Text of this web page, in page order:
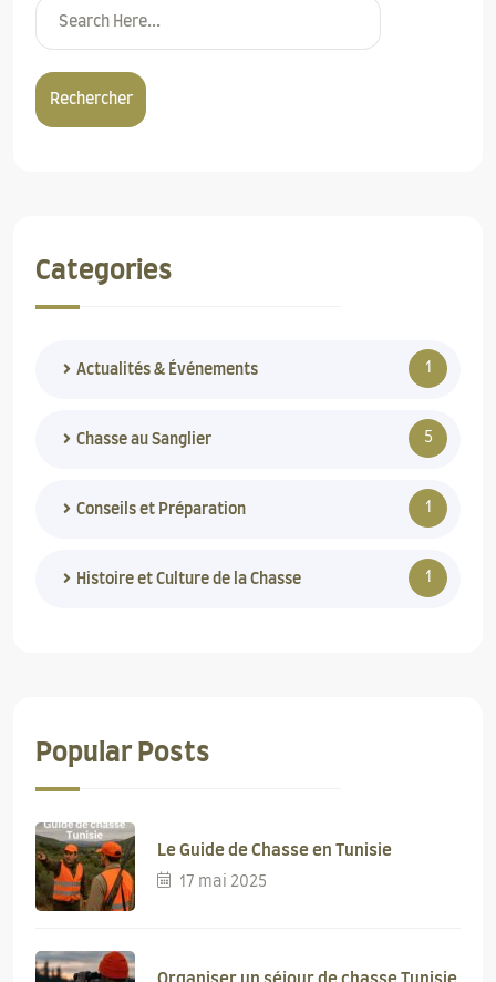
Rechercher
Categories
Actualités & Événements 1
Chasse au Sanglier 5
Conseils et Préparation 1
Histoire et Culture de la Chasse 1
Popular Posts
Le Guide de Chasse en Tunisie
17 mai 2025